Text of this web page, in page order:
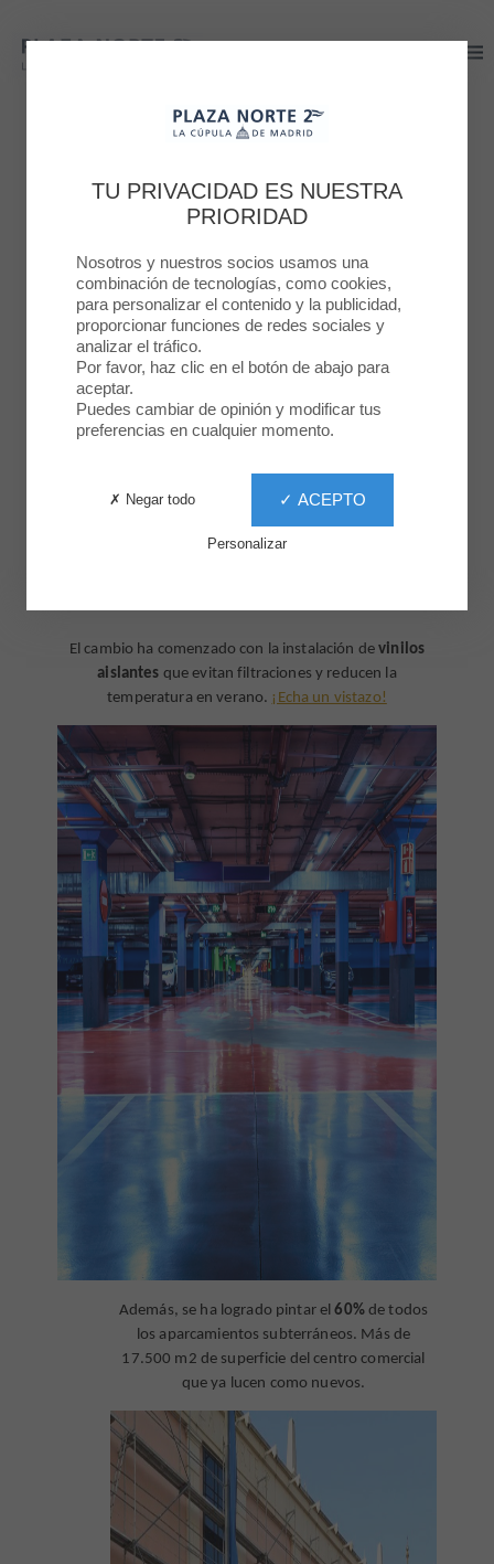
AVANCES DE
REFORMA EN PLAZA
NORTE 2
28 OCT. 2022
El cambio ha comenzado con la instalación devinilos
aislantes que evitan filtraciones y reducen la
temperatura en verano. ¡Echa un vistazo!
Además, se ha logrado pintar el60%de todos
los aparcamientos subterráneos. Más de
17.500 m2 de superficie del centro comercial
que ya lucen como nuevos.
TU PRIVACIDAD ES NUESTRA
PRIORIDAD
Nosotros y nuestros socios usamos una
combinación de tecnologías, como cookies,
para personalizar el contenido y la publicidad,
proporcionar funciones de redes sociales y
analizar el tráfico.
Por favor, haz clic en el botón de abajo para
aceptar.
Puedes cambiar de opinión y modificar tus
preferencias en cualquier momento.
✓ ACEPTO
✗ Negar todo
Personalizar